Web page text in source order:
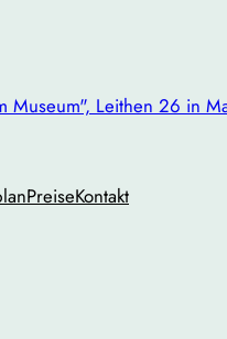
Museum", Leithen 26 in
PreiseKontakt